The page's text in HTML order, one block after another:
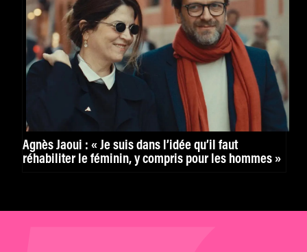
Agnès Jaoui : « Je suis dans l’idée qu’il faut
réhabiliter le féminin, y compris pour les hommes »